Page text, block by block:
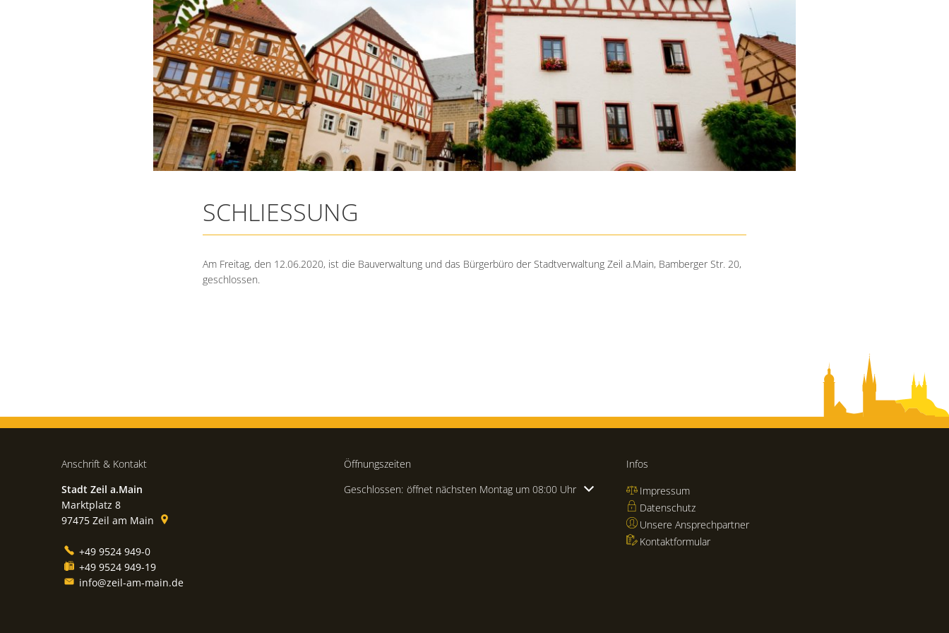
SCHLIESSUNG
Am Freitag, den 12.06.2020, ist die Bauverwaltung und das Bürgerbüro der Stadtverwaltung Zeil a.Main, Bamberger Str. 20,
geschlossen.
Anschrift & Kontakt
Stadt Zeil a.Main
Marktplatz 8
97475 Zeil am Main
+49 9524 949-0
+49 9524 949-19
info@zeil-am-main.de
Öffnungszeiten
Klicken, um weitere Öffnungs- oder Schließzeiten auszublenden
Geschlossen: öffnet nächsten Montag um 08:00 Uhr
Infos
Impressum
Datenschutz
Unsere Ansprechpartner
Kontaktformular